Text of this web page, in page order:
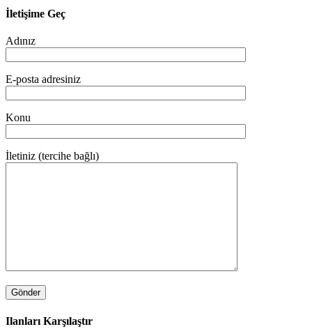
İletişime Geç
Adınız
E-posta adresiniz
Konu
İletiniz (tercihe bağlı)
Ilanları Karşılaştır